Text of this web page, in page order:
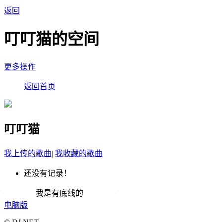
返回
叮叮猫的空间
更多操作
返回首页
叮叮猫
我上传的歌曲| 我收藏的歌曲
还没有记录！
————我是有底线的————
电脑版